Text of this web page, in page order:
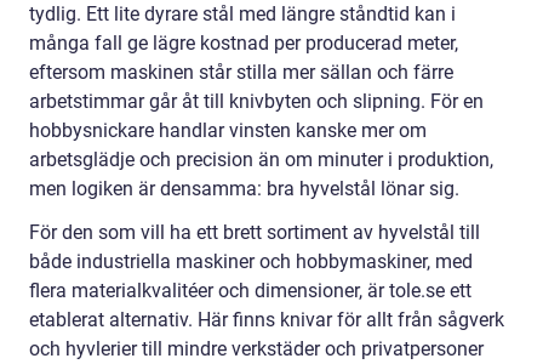
tydlig. Ett lite dyrare stål med längre ståndtid kan i
många fall ge lägre kostnad per producerad meter,
eftersom maskinen står stilla mer sällan och färre
arbetstimmar går åt till knivbyten och slipning. För en
hobbysnickare handlar vinsten kanske mer om
arbetsglädje och precision än om minuter i produktion,
men logiken är densamma: bra hyvelstål lönar sig.
För den som vill ha ett brett sortiment av hyvelstål till
både industriella maskiner och hobbymaskiner, med
flera materialkvalitéer och dimensioner, är tole.se ett
etablerat alternativ. Här finns knivar för allt från sågverk
och hyvlerier till mindre verkstäder och privatpersoner